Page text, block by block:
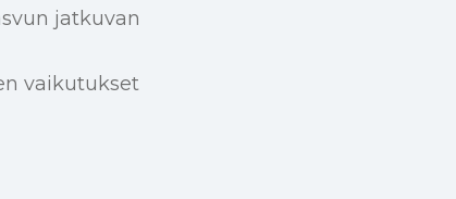
jatkuvan
vaikutukset